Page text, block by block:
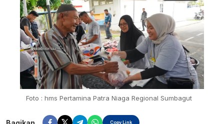
Foto : hms Pertamina Patra Niaga Regional Sumbagut
Copy Link